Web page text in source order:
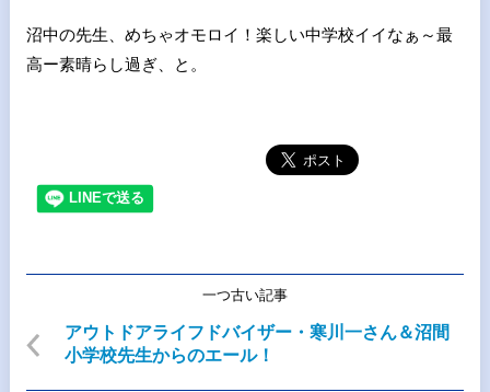
沼中の先生、めちゃオモロイ！楽しい中学校イイなぁ～最
高ー素晴らし過ぎ、と。
一つ古い記事
アウトドアライフドバイザー・寒川一さん＆沼間
小学校先生からのエール！